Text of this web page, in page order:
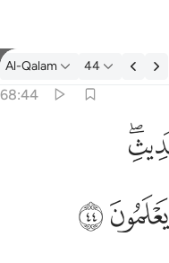
Тафсир: Al-Qalam 68:44
Al-Qalam 44
68:44
من حيث لا يعلمون ٤٤
مِّنْ حَيْثُ لَا يَعْلَمُونَ ٤٤
ﱘﱙ